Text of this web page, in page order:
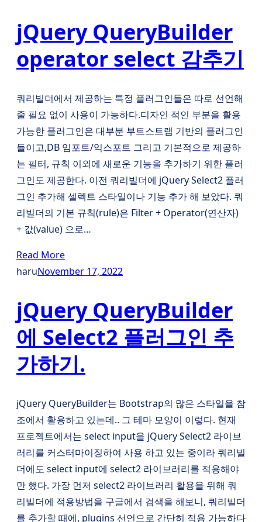
jQuery QueryBuilder
operator select 감추기
쿼리빌더에서 제공하는 특정 플러그인들은 따로 선언해
줄 필요 없이 사용이 가능하다.디자인 적인 부분을 활용
가능한 플러그인은 대부분 부트스트랩 기반의 플러그인
들이고,DB 임포트/익스포트 그리고 기본적으로 제공하
는 필터, 규칙 이외에 새로운 기능을 추가하기 위한 플러
그인도 제공한다. 이전 쿼리빌더에 jQuery Select2 플러
그인 추가해 셀렉트 스타일이나 기능 추가 해 보았다. 쿼
리빌더의 기본 규칙(rule)은 Filter + Operator(연산자)
+ 값(value) 으로…
Read More
haruNovember 17, 2022
jQuery QueryBuilder
에 Select2 플러그인 추
가하기.
jQuery QueryBuilder는 Bootstrap의 많은 스타일을 참
조에서 활용하고 있는데.. 그 테마 모양이 이렇다. 현재
프로젝트에서는 select input을 jQuery Select2 라이브
러리를 커스터마이징하여 사용 하고 있는 중이라 쿼리빌
더에도 select input에 select2 라이브러리를 적용해야
만 했다. 가장 먼저 select2 라이브러리 활용을 위해 쿼
리빌더에 적용방법을 구글에서 검색을 해보니, 쿼리빌더
를 추가할 때에, plugins 선언으로 간단히 적용 가능하다